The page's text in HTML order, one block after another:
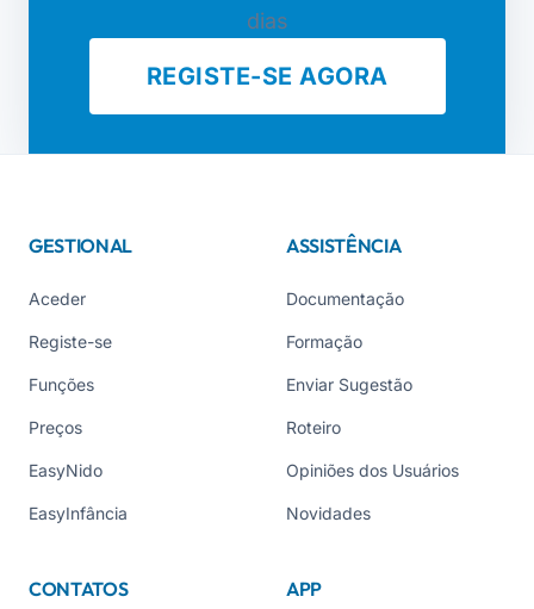
dias
REGISTE-SE AGORA
GESTIONAL
Aceder
Registe-se
Funções
Preços
EasyNido
EasyInfância
ASSISTÊNCIA
Documentação
Formação
Enviar Sugestão
Roteiro
Opiniões dos Usuários
Novidades
CONTATOS APP